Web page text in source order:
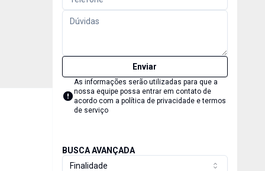
Enviar
As informações serão utilizadas para que a
nossa equipe possa entrar em contato de
acordo com a política de privacidade e termos
de serviço
BUSCA AVANÇADA
Finalidade